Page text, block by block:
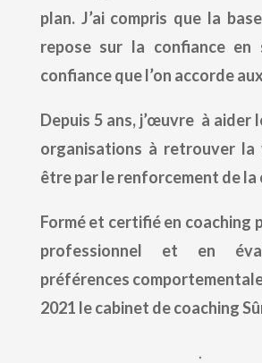
plan. J’ai compris que la
repose sur la confiance
confiance que l’on accorde
Depuis 5 ans, j’œuvreà aider
organisations à retrouver la
être par le renforcement de la
Formé et certifié en coaching
professionnel et en
préférences
2021 le cabinet decoaching
.